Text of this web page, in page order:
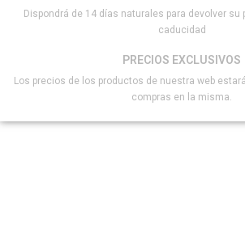
Dispondrá de 14 días naturales para devolver su
caducidad
PRECIOS EXCLUSIVOS
Los precios de los productos de nuestra web
compras en la misma.